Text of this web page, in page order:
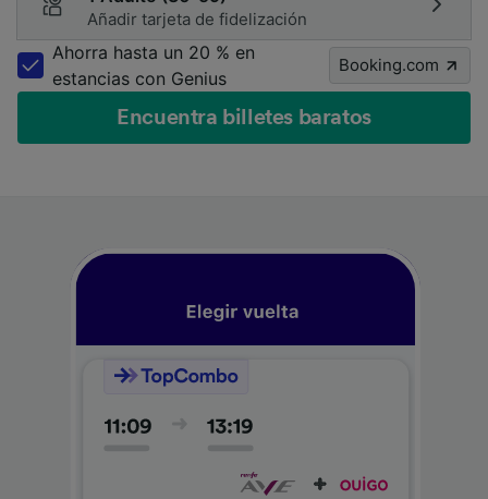
Añadir tarjeta de fidelización
Ahorra hasta un 20 % en
estancias con Genius
Booking.com
Encuentra billetes baratos